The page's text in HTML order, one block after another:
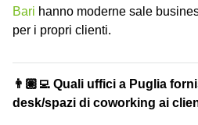
Bari hanno moderne sale
per i propri clienti.
👨🏽‍💻 Quali uffici a Puglia
desk/spazi di coworking ai